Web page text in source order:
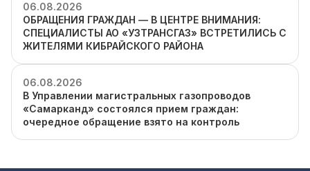
06.08.2026
ОБРАЩЕНИЯ ГРАЖДАН — В ЦЕНТРЕ ВНИМАНИЯ:
СПЕЦИАЛИСТЫ АО «УЗТРАНСГАЗ» ВСТРЕТИЛИСЬ С
ЖИТЕЛЯМИ КИБРАЙСКОГО РАЙОНА
06.08.2026
В Управлении магистральных газопроводов
«Самарканд» состоялся прием граждан:
очередное обращение взято на контроль